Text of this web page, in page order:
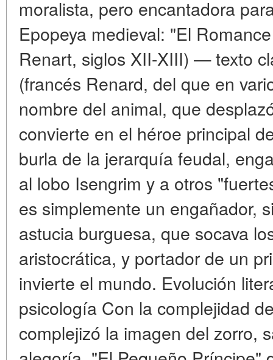
moralista, pero encantadora
Epopeya medieval: "El
Renart, siglos XII-XIII) — texto
(francés Renard, del que en
nombre del animal, que
convierte en el héroe principal
burla de la jerarquía feudal,
al lobo Isengrim y a otros
es simplemente un engañador,
astucia burguesa, que socava
aristocrática, y portador de un
invierte el mundo. Evolución
psicología Con la complejidad
complejizó la imagen del zorro,